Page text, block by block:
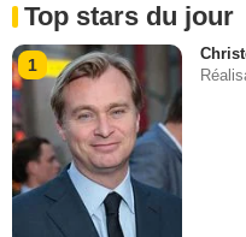
Top stars du jour
1